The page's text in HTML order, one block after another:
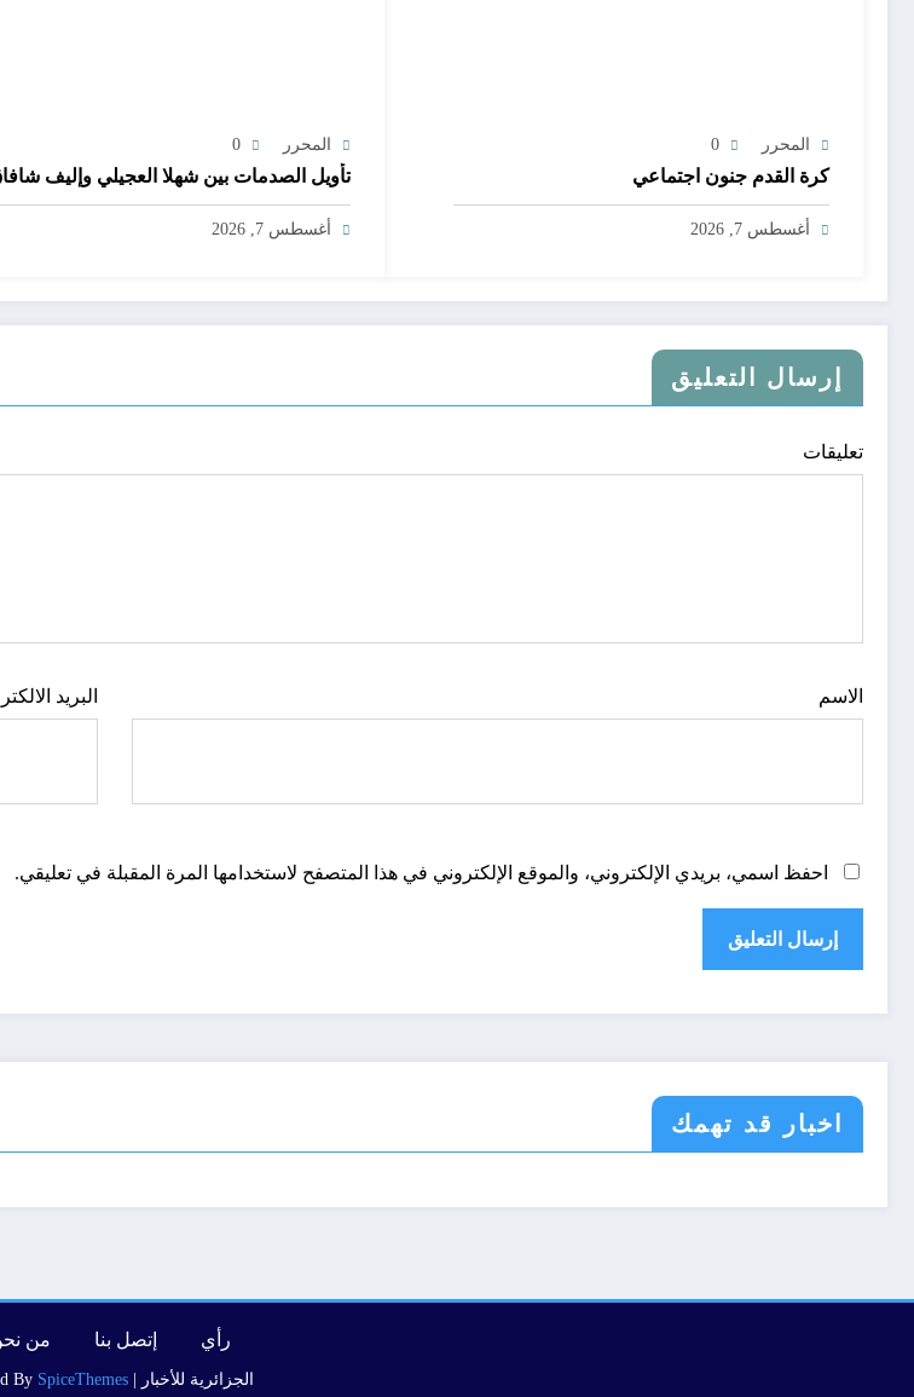
المحرر 0
كرة القدم جنون اجتماعي
أغسطس 7, 2026
المحرر 0
تأويل الصدمات بين شهلا العجيلي وإليف
أغسطس 7, 2026
إرسال التعليق
تعليقات
الاسم البريد
احفظ اسمي، بريدي الإلكتروني، والموقع الإلكتروني في هذا المتصفح لاستخدامها المرة المقبلة في تعليقي.
اخبار قد تهمك
رأي إتصل بنا من
الجزائرية للأخبار | Powered By SpiceThemes